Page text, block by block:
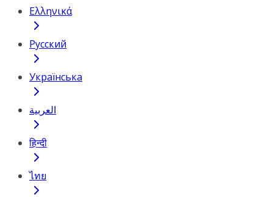
Ελληνικά
Русский
Українська
العربية
हिन्दी
ไทย